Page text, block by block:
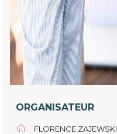
ORGANISATEUR
FLORENCE ZAJEWSKI